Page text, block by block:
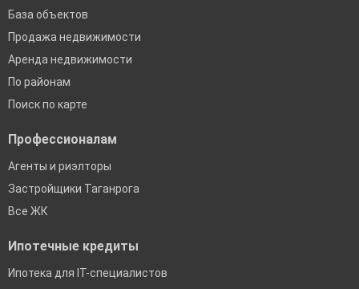
База объектов
Продажа недвижимости
Аренда недвижимости
По районам
Поиск по карте
Профессионалам
Агенты и риэлторы
Застройщики Таганрога
Все ЖК
Ипотечные кредиты
Ипотека для IT-специалистов